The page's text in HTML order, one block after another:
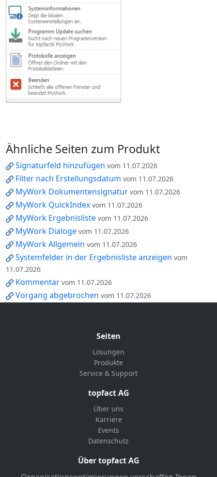
Ähnliche Seiten zum Produkt
Signaturfeld hinzufügen vom 11.07.2026
Filter nach Erstellungsdatum vom 11.07.2026
MyWork Dokumentensignatur vom 11.07.2026
MyWork QuickIndex vom 11.07.2026
MyWork Ergebnisliste vom 11.07.2026
MyWork Dialoge vom 11.07.2026
MyWork Allgemein vom 11.07.2026
Systemfelder in der Ergebnisliste anzeigen vom
11.07.2026
Kommentar vom 11.07.2026
Vorgang abgebrochen vom 11.07.2026
Seiten
Lösungen
Produkte
Service & Support
topfact AG
Über uns
Karriere
Events
Datenschutz
Über topfact AG